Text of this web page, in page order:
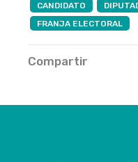
CANDIDATO
FRANJA ELECTORAL
Compartir